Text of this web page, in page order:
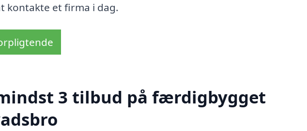
kontakte et firma i dag.
3 tilbud på færdigbygget